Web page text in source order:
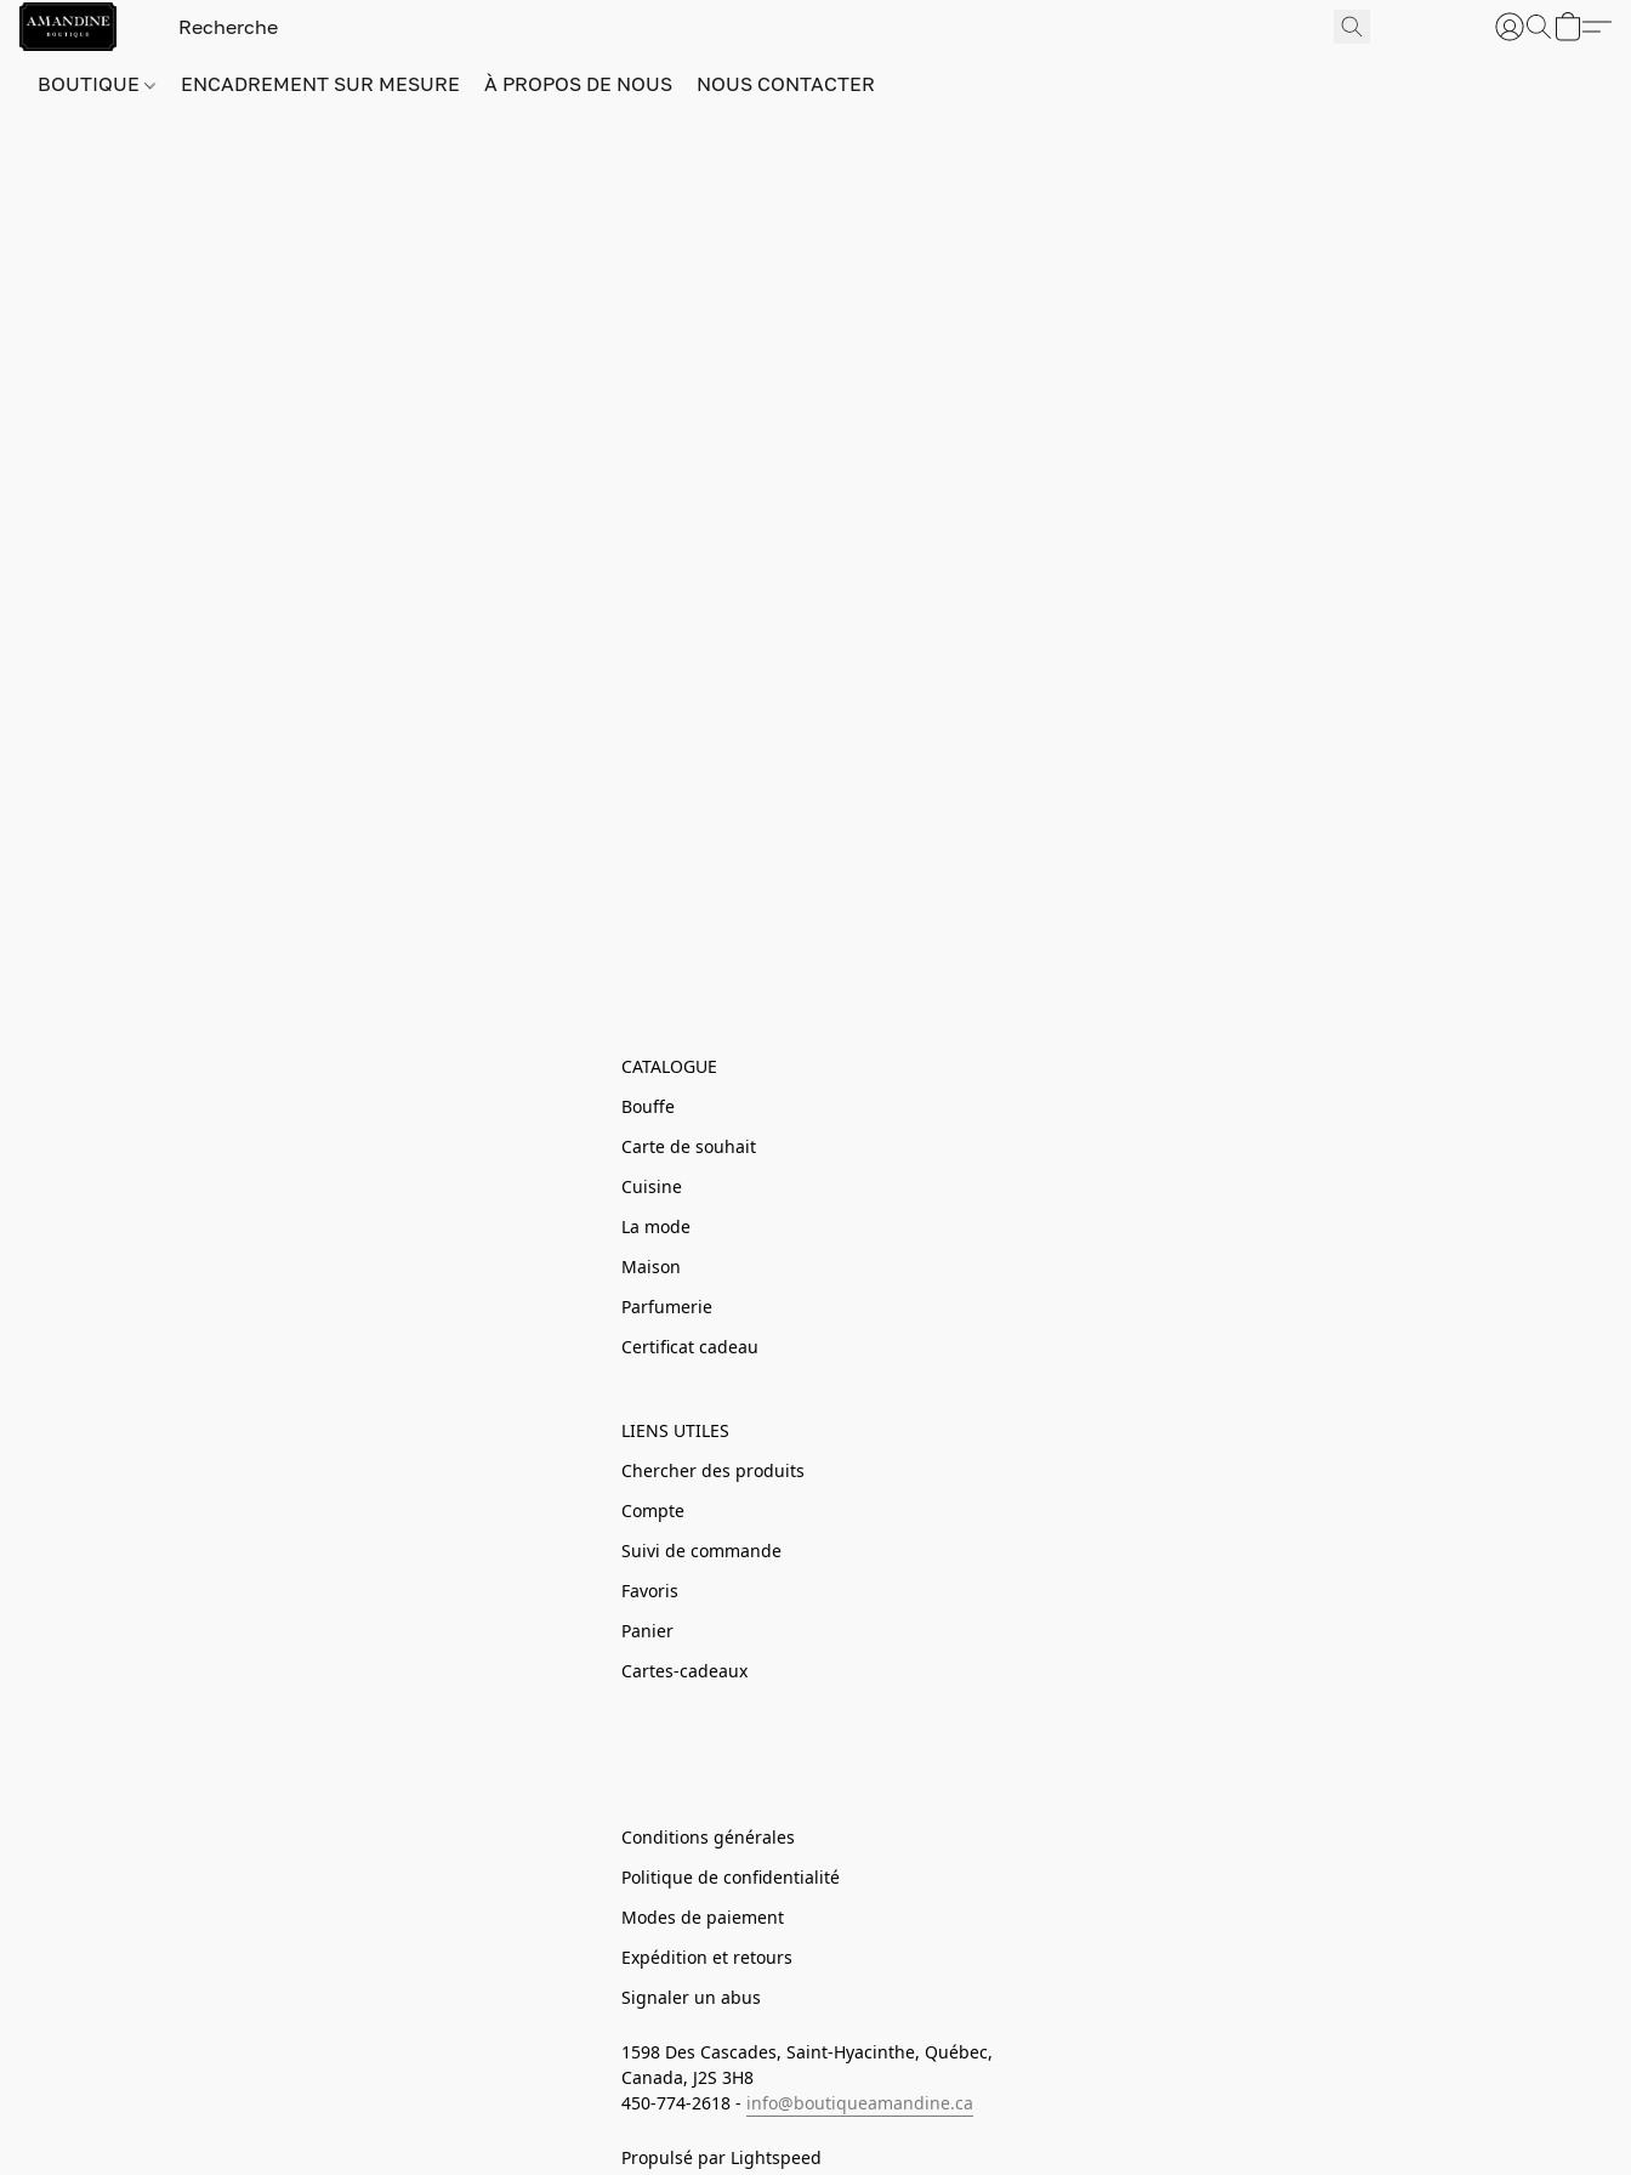
BOUTIQUE ENCADREMENT SUR MESURE À PROPOS DE NOUS NOUS CONTACTER
CATALOGUE
Bouffe
Carte de souhait
Cuisine
La mode
Maison
Parfumerie
Certificat cadeau
LIENS UTILES
Chercher des produits
Compte
Suivi de commande
Favoris
Panier
Cartes-cadeaux
Conditions générales
Politique de confidentialité
Modes de paiement
Expédition et retours
Signaler un abus
1598 Des Cascades, Saint-Hyacinthe, Québec,
Canada, J2S 3H8
450-774-2618 - info@boutiqueamandine.ca
Propulsé par Lightspeed